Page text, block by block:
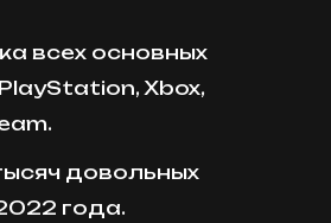
всех основных
Xbox,
довольных
года.